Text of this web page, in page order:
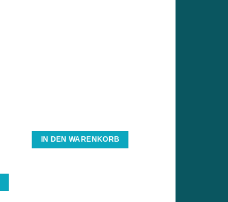
IN DEN WARENKORB